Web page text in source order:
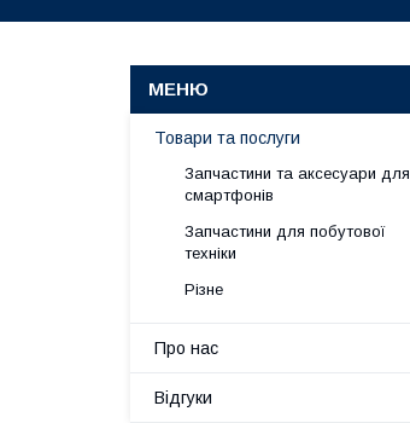
Товари та послуги
Запчастини та аксесуари для
смартфонів
Запчастини для побутової
техніки
Різне
Про нас
Відгуки